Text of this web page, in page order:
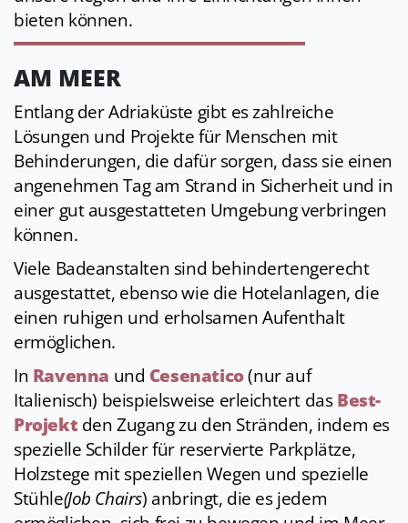
bieten können.
AM MEER
Entlang der Adriaküste gibt es zahlreiche
Lösungen und Projekte für Menschen mit
Behinderungen, die dafür sorgen, dass sie einen
angenehmen Tag am Strand in Sicherheit und in
einer gut ausgestatteten Umgebung verbringen
können.
Viele Badeanstalten sind behindertengerecht
ausgestattet, ebenso wie die Hotelanlagen, die
einen ruhigen und erholsamen Aufenthalt
ermöglichen.
In Ravenna und Cesenatico(nur auf
Italienisch) beispielsweise erleichtert dasBest-
Projektden Zugang zu den Stränden, indem es
spezielle Schilder für reservierte Parkplätze,
Holzstege mit speziellen Wegen und spezielle
Stühle(Job Chairs) anbringt, die es jedem